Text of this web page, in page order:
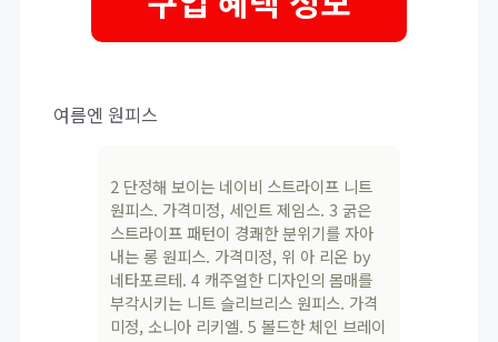
여름엔 원피스
2 단정해 보이는 네이비 스트라이프 니트
원피스. 가격미정, 세인트 제임스. 3 굵은
스트라이프 패턴이 경쾌한 분위기를 자아
내는 롱 원피스. 가격미정, 위 아 리온 by
네타포르테. 4 캐주얼한 디자인의 몸매를
부각시키는 니트 슬리브리스 원피스. 가격
미정, 소니아 리키엘. 5 볼드한 체인 브레이